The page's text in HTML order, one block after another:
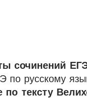
сочинений
по русскому
по тексту